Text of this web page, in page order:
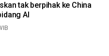
tak berpihak ke China
AI